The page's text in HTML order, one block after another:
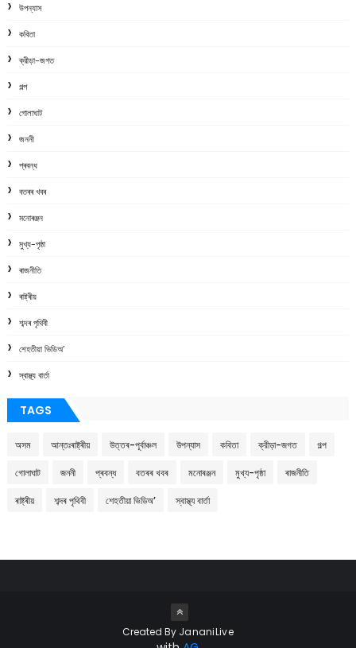
উপন্যাস
কবিতা
ক্রীড়া-জগত
গল্প
গোলাঘাট
জননী
প্ৰবন্ধ
বতৰৰ খবৰ
মনোৰঞ্জন
মুখ্য-পৃষ্ঠা
ৰাজনীতি
ৰাষ্ট্ৰীয়
শব্দৰ পৃথিবী
শেহতীয়া ভিডিঅ’
স্বাস্থ্য বাৰ্তা
TAGS
অসম আন্তঃৰাষ্ট্ৰীয় উত্তৰ-পূৰ্বাঞ্চল উপন্যাস কবিতা ক্রীড়া-জগত গল্প
গোলাঘাট জননী প্ৰবন্ধ বতৰৰ খবৰ মনোৰঞ্জন মুখ্য-পৃষ্ঠা ৰাজনীতি
ৰাষ্ট্ৰীয় শব্দৰ পৃথিবী শেহতীয়া ভিডিঅ’ স্বাস্থ্য বাৰ্তা
Created By JananiLive